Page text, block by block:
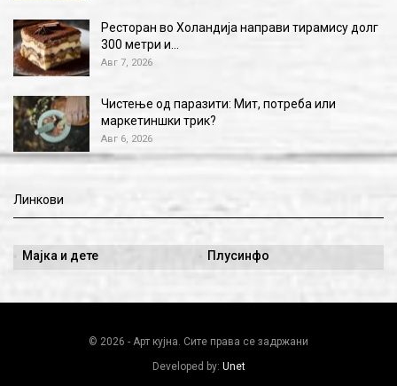
Ресторан во Холандија направи тирамису долг
300 метри и…
Авг 7, 2026
Чистење од паразити: Мит, потреба или
маркетиншки трик?
Авг 6, 2026
Линкови
Мајка и дете Плусинфо
© 2026 - Арт кујна. Сите права се задржани
Developed by: Unet